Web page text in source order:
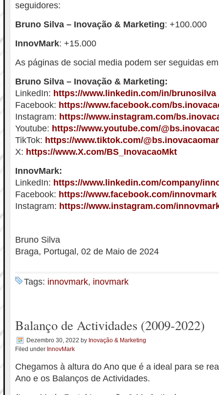
seguidores:
Bruno Silva – Inovação & Marketing: +100.000
InnovMark: +15.000
As páginas de social media podem ser seguidas
Bruno Silva – Inovação & Marketing:
LinkedIn: https://www.linkedin.com/in/brunosilva
Facebook: https://www.facebook.com/
Instagram: https://www.instagram.com/
Youtube: https://www.youtube.com/
TikTok: https://www.tiktok.com/
X: https://www.X.com/BS_InovacaoMkt
InnovMark:
LinkedIn: https://www.linkedin.com/company/
Facebook: https://www.facebook.com/innovmark
Instagram: https://www.instagram.com/
Bruno Silva
Braga, Portugal, 02 de Maio de 2024
Tags: innovmark, inovmark
Balanço de Actividades (2009-2022)
Dezembro 30, 2022 by Inovação & Marketing
Filed under InnovMark
Chegamos à altura do Ano que é a ideal para se
Ano e os Balanços de Actividades.